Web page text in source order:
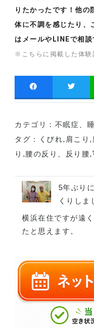
りたかったです！他の
体に不調を感じたり、
はメールやLINEで相談
※こちらに掲載した体験
カテゴリ： 不眠症、
タグ：
くびれ, 肩こり ,
り ,腰の反り、反り腰,
5年ぶり
くりしま
横浜在住ですが遠
たと思えます。